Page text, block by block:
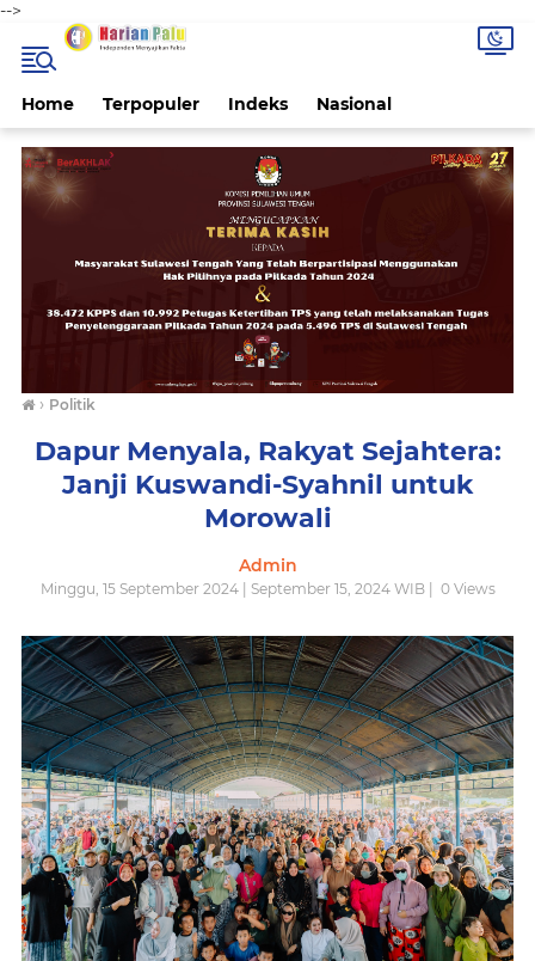
-->
Home Terpopuler Indeks Nasional
› Politik
Dapur Menyala, Rakyat Sejahtera:
Janji Kuswandi-Syahnil untuk
Morowali
Admin
Minggu, 15 September 2024 | September 15, 2024 WIB | 0Views